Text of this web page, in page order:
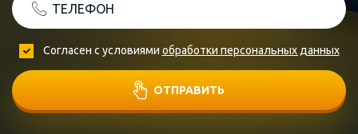
ТЕЛЕФОН
Согласен с условиями обработки персональных данных
ОТПРАВИТЬ